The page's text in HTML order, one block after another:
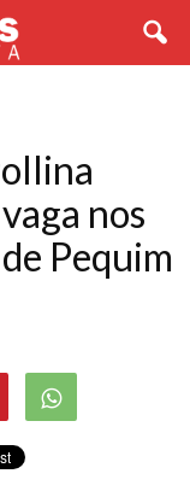
nos
Pequim